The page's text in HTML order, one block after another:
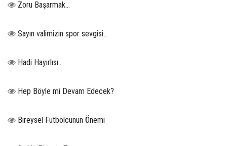
Zoru Başarmak…
Sayın valimizin spor sevgisi…
Hadi Hayırlısı…
Hep Böyle mi Devam Edecek?
Bireysel Futbolcunun Önemi